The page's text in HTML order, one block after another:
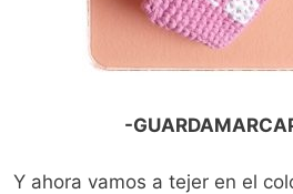
-
Y ahora vamos a tejer en el